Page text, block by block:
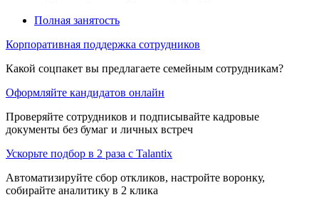
Полная занятость
Корпоративная поддержка сотрудников
Какой соцпакет вы предлагаете семейным сотрудникам?
Оформляйте кандидатов онлайн
Проверяйте сотрудников и подписывайте кадровые
документы без бумаг и личных встреч
Ускорьте подбор в 2 раза с Talantix
Автоматизируйте сбор откликов, настройте воронку,
собирайте аналитику в 2 клика